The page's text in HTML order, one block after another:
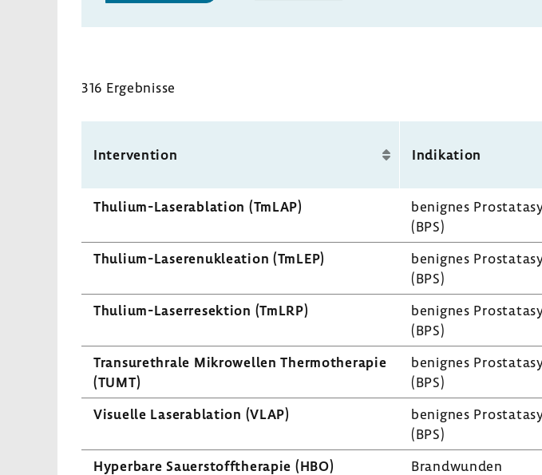
316 Ergeb­nisse
Inter­ven­tion
Indi­ka­tion
Thulium-​Laserablation (TmLAP)
benignes
(BPS)
Thulium-​Laserenukleation (TmLEP)
benignes
(BPS)
Thulium-​Laserresektion (TmLRP)
benignes
(BPS)
Tran­sur­ethrale Mikro­wellen Ther­mo­the­rapie
(TUMT)
benignes
(BPS)
Visu­elle Laser­ab­la­tion (VLAP)
benignes
(BPS)
Hyper­bare Sauer­stoff­the­rapie (HBO) Brand­wunden